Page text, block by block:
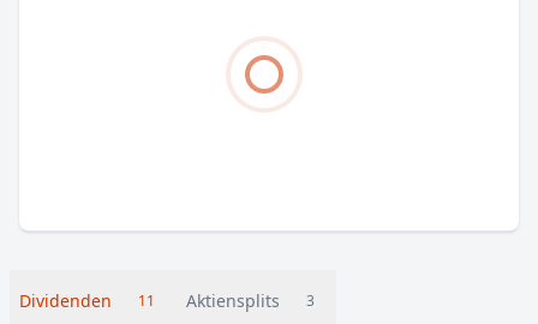
Dividenden 11 Aktiensplits 3